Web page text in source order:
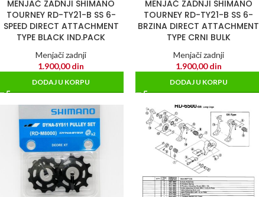
MENJAČ ZADNJI SHIMANO
TOURNEY RD-TY21-B SS 6-
SPEED DIRECT ATTACHMENT
TYPE BLACK IND.PACK
Menjači zadnji
1.900,00din
DODAJ U KORPU
MENJAČ ZADNJI SHIMANO
TOURNEY RD-TY21-B SS 6-
BRZINA DIRECT ATTACHMENT
TYPE CRNI BULK
Menjači zadnji
1.900,00din
DODAJ U KORPU